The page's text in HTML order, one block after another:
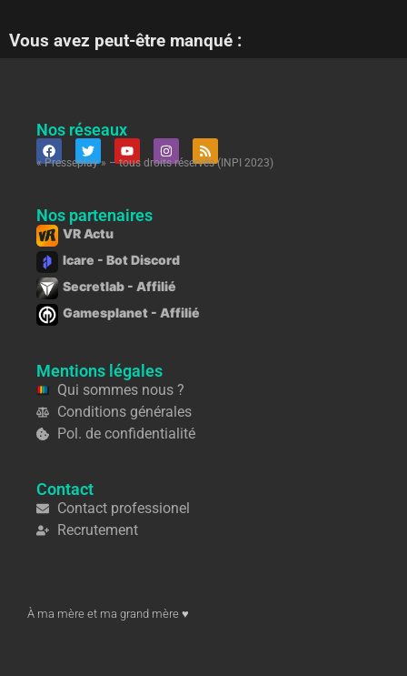
Vous avez peut-être manqué :
Nos réseaux
« Presseplay » – tous droits réservés (INPI 2023)
Nos partenaires
VR Actu
Icare - Bot Discord
Secretlab - Affilié
Gamesplanet - Affilié
Mentions légales
Qui sommes nous ?
Conditions générales
Pol. de confidentialité
Contact
Contact professionel
Recrutement
À ma mère et ma grand mère ♥︎